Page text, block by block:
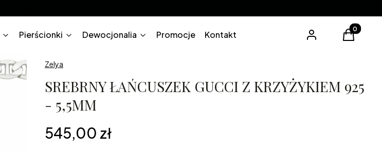
Pierścionki Dewocjonalia Promocje Kontakt Zaloguj się
Produkty
Koszyk
Zelya
SREBRNY ŁAŃCUSZEK GUCCI Z KRZYŻYKIEM 925
- 5,5MM
Cena
545,00 zł